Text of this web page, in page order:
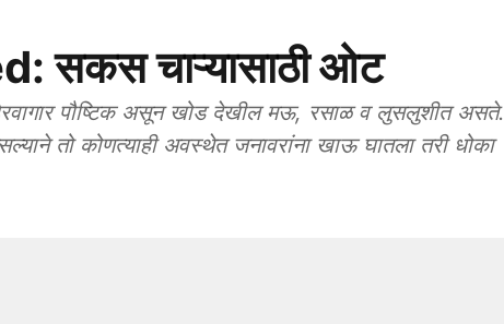
सकस चाऱ्यासाठी ओट
पौष्टिक असून खोड देखील मऊ, रसाळ व लुसलुशीत असते.
तो कोणत्याही अवस्थेत जनावरांना खाऊ घातला तरी धोका